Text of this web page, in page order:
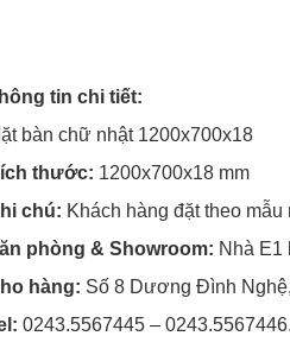
tin chi tiết:
bàn chữ nhật 1200x700x18
thước: 1200x700x18 mm
chú: Khách hàng đặt theo
phòng & Showroom: Nhà E1
hàng: Số 8 Dương Đình
0243.5567445 – 0243.5567446.